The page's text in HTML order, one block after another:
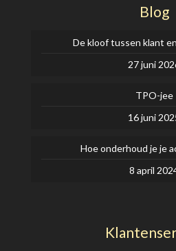
Blog
De kloof tussen klant
27 juni
TPO-jee
16 juni
Hoe onderhoud je je
8 april